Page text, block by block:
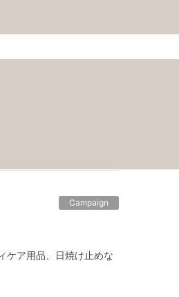
Campaign
ケア用品、日焼け止めな